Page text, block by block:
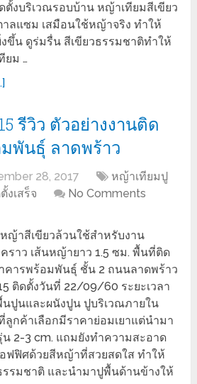
ตั้งบริเวณรอบบ้าน หญ้าเทียมสีเขียว
ลแซม เสมือนใช้หญ้าจริง ทำให้
ขึ้น ดูร่มรื่น สีเขียวธรรมชาติทำให้
ยม …
รีวิว ตัวอย่างงานติด
พันธุ์ ลาดพร้าว
28, 2017
หญ้าเทียมปู
งเสร็จ No Comments
ญ้าสีเขียวล้วนใช้สำหรับงาน
ราว เส้นหญ้ายาว 1.5 ซม. พื้นที่ติด
คารพร้อมพันธุ์ ชั้น 2 ถนนลาดพร้าว
ติดตั้งวันที่ 22/09/60 ระยะเวลา
นปูนและผนังปูน ปูบริเวณภายใน
กค้าเลือกมีราคาย่อมเยาแต่นำมา
2-3 cm. แถมยังทำความสะอาด
ฟฟิศด้วยสีหญ้าที่สวยสดใส ทำให้
รรมชาติ และนำมาปูพื้นด้านข้างให้